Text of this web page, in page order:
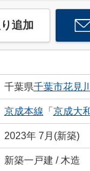
追加
千葉県千葉市花見
京成本線 「 京成大
2023年 7月(新築)
新築一戸建 / 木造